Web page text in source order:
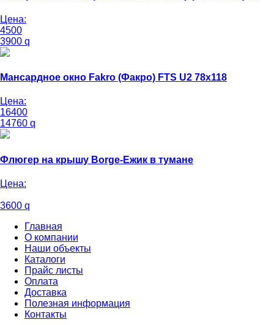
Цена:
4500
3900 q
Мансардное окно Fakro (Факро) FTS U2 78х118
Цена:
16400
14760 q
Флюгер на крышу Borge-Ежик в тумане
Цена:
3600 q
Главная
О компании
Наши объекты
Каталоги
Прайс листы
Оплата
Доставка
Полезная информация
Контакты